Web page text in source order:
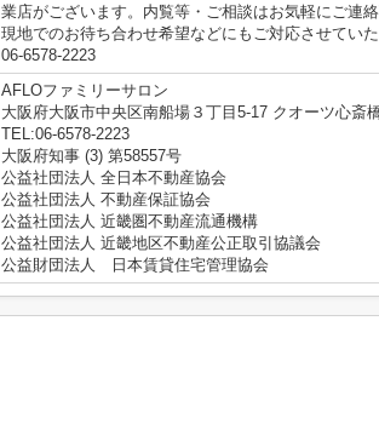
業店がございます。内覧等・ご相談はお気軽にご連絡
現地でのお待ち合わせ希望などにもご対応させていた
06-6578-2223
AFLOファミリーサロン
大阪府大阪市中央区南船場３丁目5-17 クオーツ心斎
TEL:06-6578-2223
大阪府知事 (3) 第58557号
公益社団法人 全日本不動産協会
公益社団法人 不動産保証協会
公益社団法人 近畿圏不動産流通機構
公益社団法人 近畿地区不動産公正取引協議会
公益財団法人 日本賃貸住宅管理協会